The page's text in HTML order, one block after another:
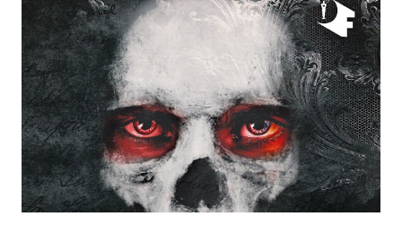
che vive dentro ognuno di noi - la vera natura dell'uomo -
ci spinge a cercare quel bisogno che ci arde dentro,
pretendendo di essere liberato. Nel midollo delle nostre
ossa giace quella necessità intrinseca, un disperato
tentativo di fuga. Un comportamento innato,
apparentemente fuori dal nostro controllo. Un’attitudine
che brama a gran voc...